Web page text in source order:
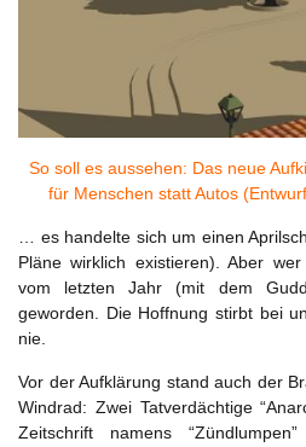
So soll es aussehen: Das neue
für Menschen statt Autos
… es handelte sich um einen
Pläne wirklich existieren). Aber
vom letzten Jahr (mit dem
geworden. Die Hoffnung stirbt bei
nie.
Vor der Aufklärung stand auch der
Windrad: Zwei Tatverdächtige
Zeitschrift namens